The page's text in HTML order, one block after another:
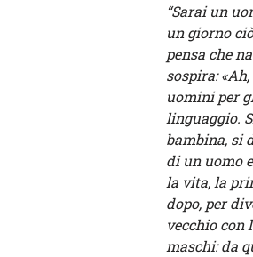
“Sarai un
un giorno
pensa che
sospira:
uomini per
linguaggio.
bambina, si
di un uomo
la vita, la
dopo, per
vecchio con
maschi: da